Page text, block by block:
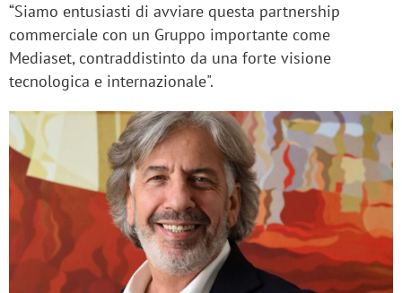
“Siamo entusiasti di avviare questa partnership
commerciale con un Gruppo importante come
Mediaset, contraddistinto da una forte visione
tecnologica e internazionale".